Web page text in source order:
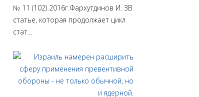
№ 11 (102) 2016г.Фархутдинов И. ЗВ
статье, которая продолжает цикл
стат...